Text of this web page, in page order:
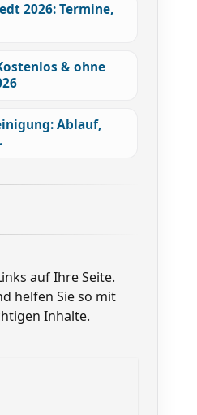
2026: Termine,
& ohne
Ablauf,
auf Ihre Seite.
helfen Sie so mit
Inhalte.